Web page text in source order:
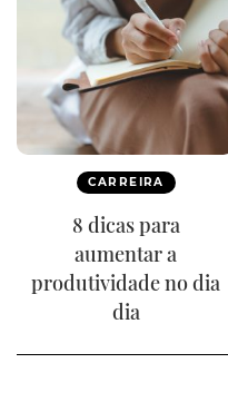
CARREIRA
8 dicas para
aumentar a
produtividade no dia
dia